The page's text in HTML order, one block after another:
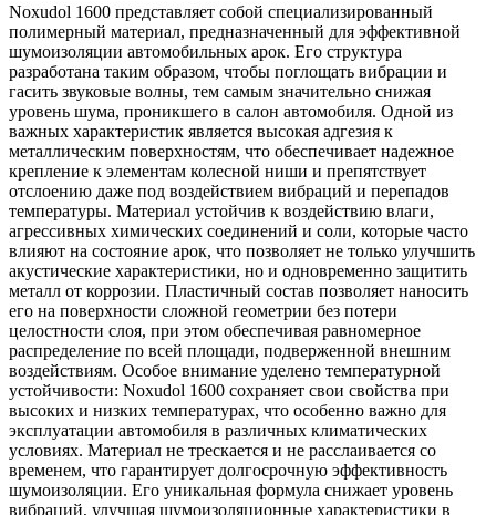
Noxudol 1600 представляет собой специализированный
полимерный материал, предназначенный для эффективной
шумоизоляции автомобильных арок. Его структура
разработана таким образом, чтобы поглощать вибрации и
гасить звуковые волны, тем самым значительно снижая
уровень шума, проникшего в салон автомобиля. Одной из
важных характеристик является высокая адгезия к
металлическим поверхностям, что обеспечивает надежное
крепление к элементам колесной ниши и препятствует
отслоению даже под воздействием вибраций и перепадов
температуры. Материал устойчив к воздействию влаги,
агрессивных химических соединений и соли, которые часто
влияют на состояние арок, что позволяет не только улучшить
акустические характеристики, но и одновременно защитить
металл от коррозии. Пластичный состав позволяет наносить
его на поверхности сложной геометрии без потери
целостности слоя, при этом обеспечивая равномерное
распределение по всей площади, подверженной внешним
воздействиям. Особое внимание уделено температурной
устойчивости: Noxudol 1600 сохраняет свои свойства при
высоких и низких температурах, что особенно важно для
эксплуатации автомобиля в различных климатических
условиях. Материал не трескается и не расслаивается со
временем, что гарантирует долгосрочную эффективность
шумоизоляции. Его уникальная формула снижает уровень
вибраций, улучшая шумоизоляционные характеристики в